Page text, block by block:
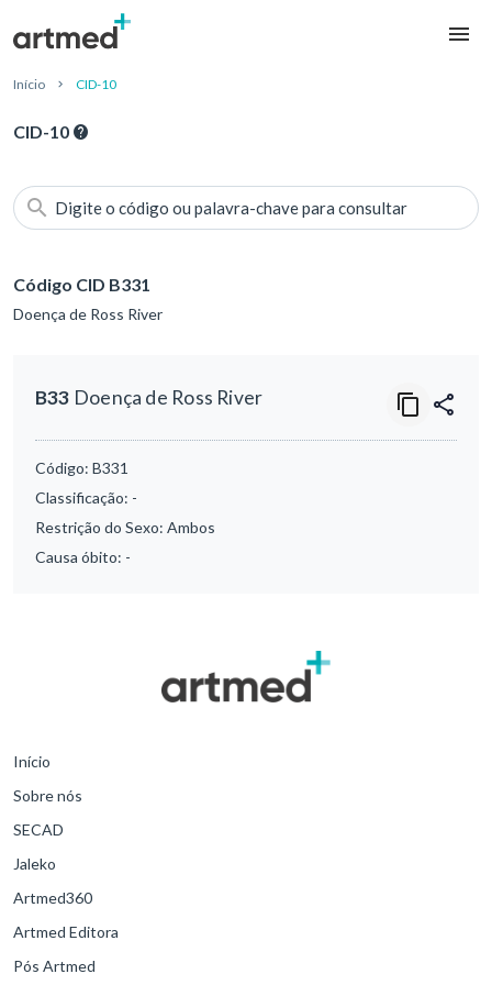
Início CID-10
CID-10
Digite o código ou palavra-chave para consultar
Código CID B331
Doença de Ross River
B33 Doença de Ross River
Código: B331
Classificação: -
Restrição do Sexo: Ambos
Causa óbito: -
Início
Sobre nós
SECAD
Jaleko
Artmed360
Artmed Editora
Pós Artmed